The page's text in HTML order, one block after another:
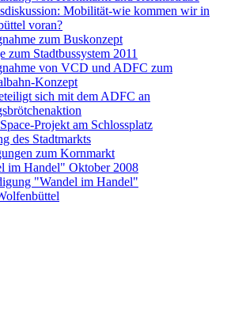
Mobilität-wie kommen wir in
voran?
zum Buskonzept
zum Stadtbussystem 2011
von VCD und ADFC zum
Konzept
sich mit dem ADFC an
Projekt am Schlossplatz
des Stadtmarkts
zum Kornmarkt
im Handel" Oktober 2008
"Wandel im Handel"